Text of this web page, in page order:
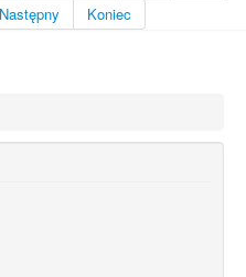
Następny Koniec